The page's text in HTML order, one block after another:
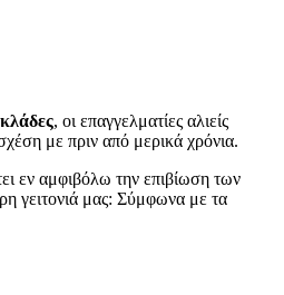
, οι επαγγελματίες αλιείς
με πριν από μερικά χρόνια.
εν αμφιβόλω την επιβίωση των
γειτονιά μας: Σύμφωνα με τα